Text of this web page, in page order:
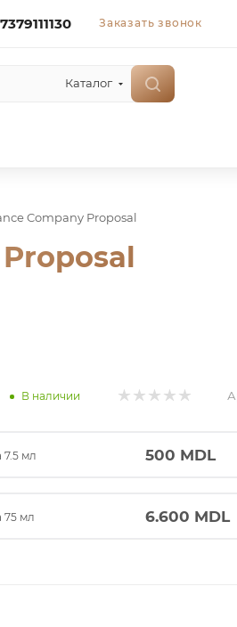
Заказать звонок
Каталог
Company Proposal
В наличии
мл 500 MDL
75 мл 6.600 MDL